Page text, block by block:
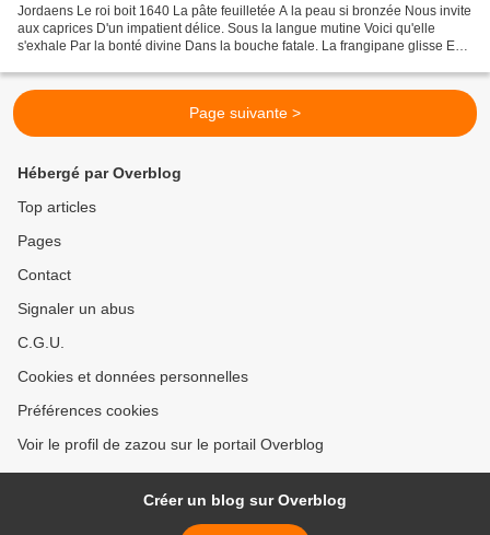
Jordaens Le roi boit 1640 La pâte feuilletée A la peau si bronzée Nous invite
aux caprices D'un impatient délice. Sous la langue mutine Voici qu'elle
s'exhale Par la bonté divine Dans la bouche fatale. La frangipane glisse En
Page suivante >
Hébergé par Overblog
Top articles
Pages
Contact
Signaler un abus
C.G.U.
Cookies et données personnelles
Préférences cookies
Voir le profil de zazou sur le portail Overblog
Créer un blog sur Overblog